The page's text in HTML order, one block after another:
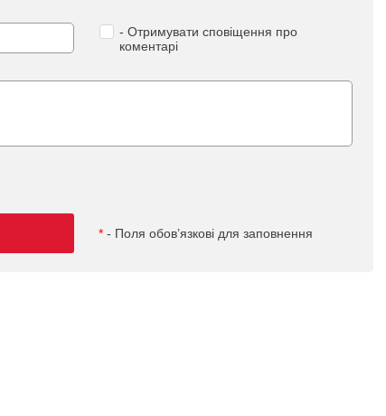
- Отримувати сповіщення про
коментарі
*- Поля обов’язкові для заповнення